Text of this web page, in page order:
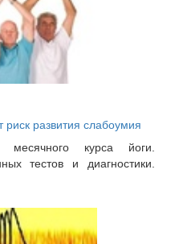
развития слабоумия
курса йоги.
тестов и диагностики.